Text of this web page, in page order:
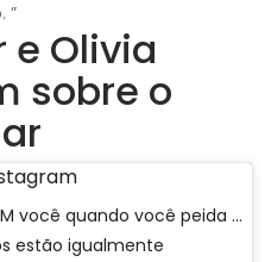
”
e Olivia
sobre o
você quando você peida ...
estão igualmente